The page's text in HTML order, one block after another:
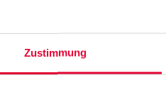
Zustimmung